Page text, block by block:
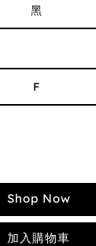
黑
F
Shop Now
加入購物車